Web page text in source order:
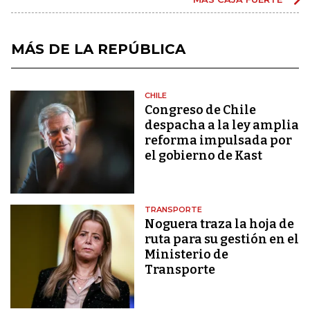
MÁS DE LA REPÚBLICA
CHILE
Congreso de Chile
despacha a la ley amplia
reforma impulsada por
el gobierno de Kast
TRANSPORTE
Noguera traza la hoja de
ruta para su gestión en el
Ministerio de
Transporte